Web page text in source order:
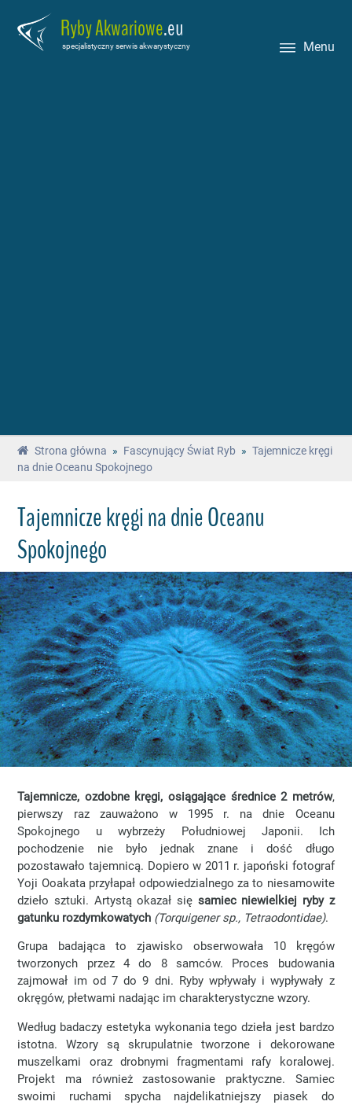
Ryby Akwariowe.eu
specjalistyczny serwis akwarystyczny Menu
Strona główna » Fascynujący Świat Ryb » Tajemnicze kręgi
na dnie Oceanu Spokojnego
Tajemnicze kręgi na dnie Oceanu
Spokojnego
Tajemnicze, ozdobne kręgi, osiągające średnice 2 metrów,
pierwszy raz zauważono w 1995 r. na dnie Oceanu
Spokojnego u wybrzeży Południowej Japonii. Ich
pochodzenie nie było jednak znane i dość długo
pozostawało tajemnicą. Dopiero w 2011 r. japoński fotograf
Yoji Ooakata przyłapał odpowiedzialnego za to niesamowite
dzieło sztuki. Artystą okazał się samiec niewielkiej ryby z
gatunku rozdymkowatych (Torquigener sp., Tetraodontidae).
Grupa badająca to zjawisko obserwowała 10 kręgów
tworzonych przez 4 do 8 samców. Proces budowania
zajmował im od 7 do 9 dni. Ryby wpływały i wypływały z
okręgów, płetwami nadając im charakterystyczne wzory.
Według badaczy estetyka wykonania tego dzieła jest bardzo
istotna. Wzory są skrupulatnie tworzone i dekorowane
muszelkami oraz drobnymi fragmentami rafy koralowej.
Projekt ma również zastosowanie praktyczne. Samiec
swoimi ruchami spycha najdelikatniejszy piasek do